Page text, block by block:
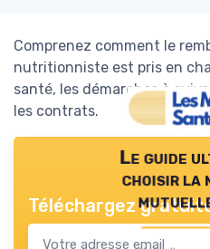
Comprenez comment le
nutritionniste est pris en
santé, les démarches à
les contrats.
Le guide
choisir la
Téléchargez